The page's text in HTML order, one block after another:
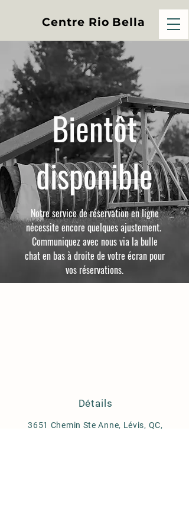
Centre Rio Bella
Bientôt
disponible
Notre service de réservation en ligne
nécessite encore quelques ajustement.
Communiquez avec nous via la bulle
chat en bas à droite de votre écran pour
vos réservations.
Détails
3651 Chemin Ste Anne, Lévis, QC,